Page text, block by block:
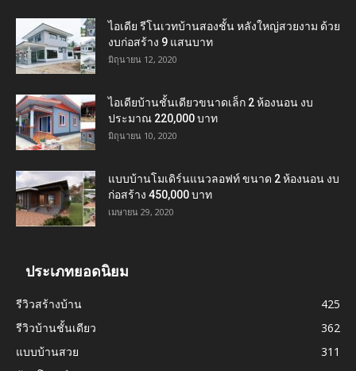
ไอเดีย รีโนเวทบ้านสองชั้น หลังใหญ่สวยงาม ด้วย
งบก่อสร้าง 9 แสนบาท
มิถุนายน 12, 2020
ไอเดียบ้านชั้นเดียวขนาดเล็ก 2 ห้องนอน งบ
ประมาณ 220,000 บาท
มิถุนายน 10, 2020
แบบบ้านโมเดิร์นแนวลอฟท์ ขนาด 2 ห้องนอน งบ
ก่อสร้าง 450,000 บาท
เมษายน 29, 2020
ประเภทยอดนิยม
รีวิวสร้างบ้าน
425
รีวิวบ้านชั้นเดียว
362
แบบบ้านสวย
311